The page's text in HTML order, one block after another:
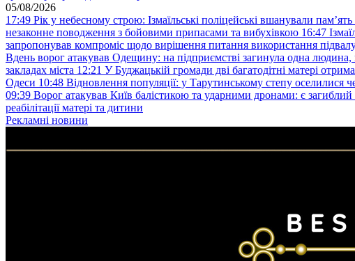
05/08/2026
17:49 Рік у небесному строю: Ізмаїльські поліцейські вшанували
незаконне поводження з бойовими припасами та вибухівкою 16:47
запропонував компроміс щодо вирішення питання використання
Вдень ворог атакував Одещину: на підприємстві загинула одна людина,
закладах міста 12:21 У Буджацькій громади дві багатодітні матері
Одеси 10:48 Відновлення популяції: у Тарутинському степу оселилися
09:39 Ворог атакував Київ балістикою та ударними дронами: є загиблий
реабілітації матері та дитини
Рекламні новини